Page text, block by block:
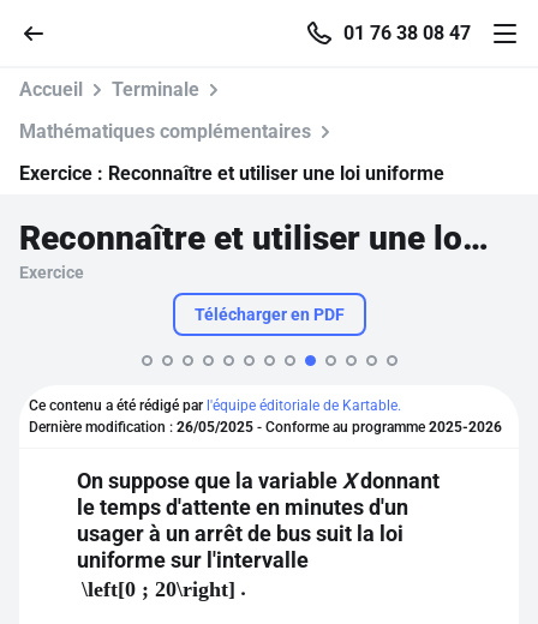
01 76 38 08 47
Parcourir
Se connecter
S'inscrire gratuitement
Pour profiter de 10 contenus offerts.
Accueil
Terminale
Mathématiques complémentaires
Exercice : Reconnaître et utiliser une loi uniforme
Reconnaître et utiliser une loi uniforme
Exercice
Télécharger en PDF
Ce contenu a été rédigé par l'équipe éditoriale de Kartable.
Dernière modification : 26/05/2025 - Conforme au programme 2025-2026
On suppose que la variable Xdonnant
le temps d'attente en minutes d'un
usager à un arrêt de bus suit la loi
uniforme sur l'intervalle
\left[0 ; 20\right] .